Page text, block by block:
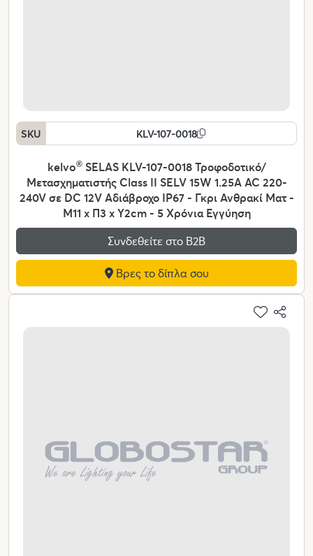
SKU KLV-107-0018
kelvo®SELAS KLV-107-0018 Τροφοδοτικό/
Μετασχηματιστής Class II SELV 15W 1.25A AC 220-
240V σε DC 12V Αδιάβροχο IP67 - Γκρι Ανθρακί Ματ -
Μ11 x Π3 x Υ2cm - 5 Χρόνια Εγγύηση
Συνδεθείτε στο Β2Β
Βρες το δίπλα σου